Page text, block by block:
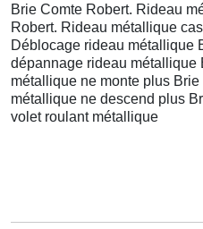
Brie Comte Robert. Rideau
Robert. Rideau métallique
Déblocage rideau métallique
dépannage rideau métallique
métallique ne monte plus
métallique ne descend plus
volet roulant métallique